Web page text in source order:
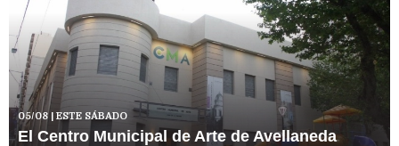
05/08| ESTE SÁBADO
El Centro Municipal de Arte de Avellaneda